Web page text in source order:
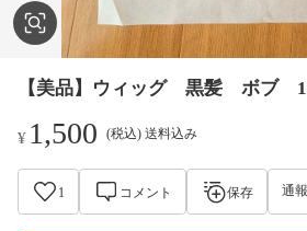
【美品】ウィッグ 黒髪 ボブ 1
¥ 1,500 (税込) 送料込み
1 コメント 保存 通報